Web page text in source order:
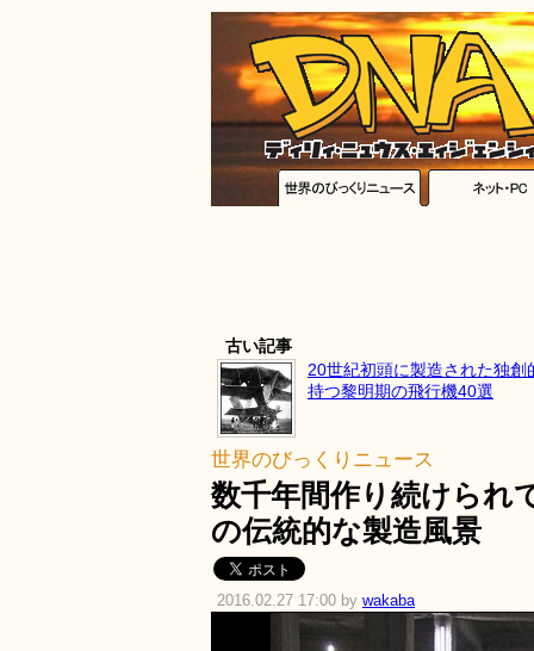
古い記事
20世紀初頭に製造された独創
持つ黎明期の飛行機40選
世界のびっくりニュース
数千年間作り続けられ
の伝統的な製造風景
2016.02.27 17:00 by wakaba